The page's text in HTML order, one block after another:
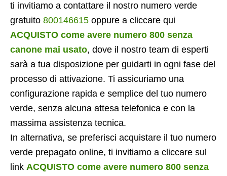
ti invitiamo a contattare il nostro numero verde
gratuito 800146615 oppure a cliccare qui
ACQUISTO come avere numero 800 senza
canone mai usato, dove il nostro team di esperti
sarà a tua disposizione per guidarti in ogni fase del
processo di attivazione. Ti assicuriamo una
configurazione rapida e semplice del tuo numero
verde, senza alcuna attesa telefonica e con la
massima assistenza tecnica.
In alternativa, se preferisci acquistare il tuo numero
verde prepagato online, ti invitiamo a cliccare sul
link ACQUISTO come avere numero 800 senza